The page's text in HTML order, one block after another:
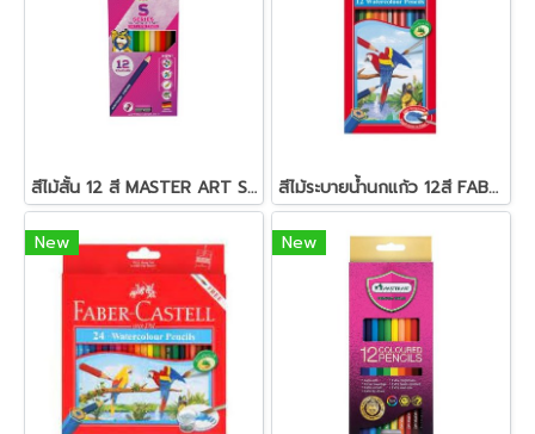
สีไม้สั้น 12 สี MASTER ART S-SERIES สีไม้ระบายน้ำนกแก้ว 12สี FABER-CASTELL
New New